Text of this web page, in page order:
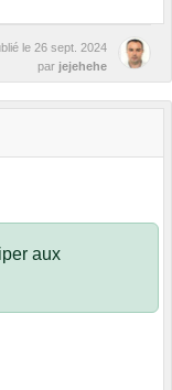
le 26 sept. 2024
par jejehehe
aux